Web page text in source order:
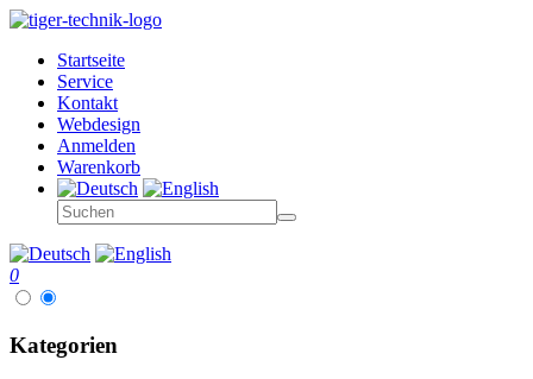
Startseite
Service
Kontakt
Webdesign
Anmelden
Warenkorb
0
Kategorien